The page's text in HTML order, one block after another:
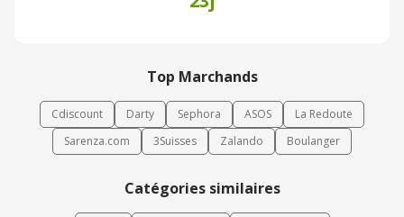
Top Marchands
Cdiscount Darty Sephora ASOS
La Redoute
Sarenza.com
3Suisses Zalando Boulanger
Catégories similaires